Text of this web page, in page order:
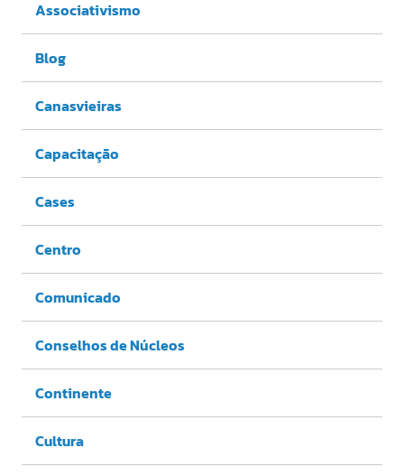
Associativismo
Blog
Canasvieiras
Capacitação
Cases
Centro
Comunicado
Conselhos de Núcleos
Continente
Cultura